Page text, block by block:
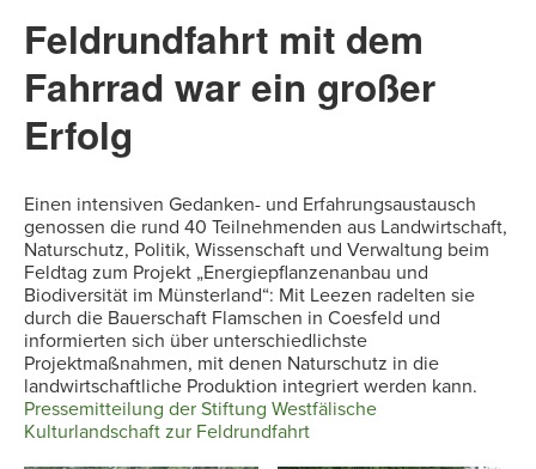
Feldrundfahrt mit dem
Fahrrad war ein großer
Erfolg
Einen intensiven Gedanken- und Erfahrungsaustausch
genossen die rund 40 Teilnehmenden aus Landwirtschaft,
Naturschutz, Politik, Wissenschaft und Verwaltung beim
Feldtag zum Projekt „Energiepflanzenanbau und
Biodiversität im Münsterland“: Mit Leezen radelten sie
durch die Bauerschaft Flamschen in Coesfeld und
informierten sich über unterschiedlichste
Projektmaßnahmen, mit denen Naturschutz in die
landwirtschaftliche Produktion integriert werden kann.
Pressemitteilung der Stiftung Westfälische
Kulturlandschaft zur Feldrundfahrt